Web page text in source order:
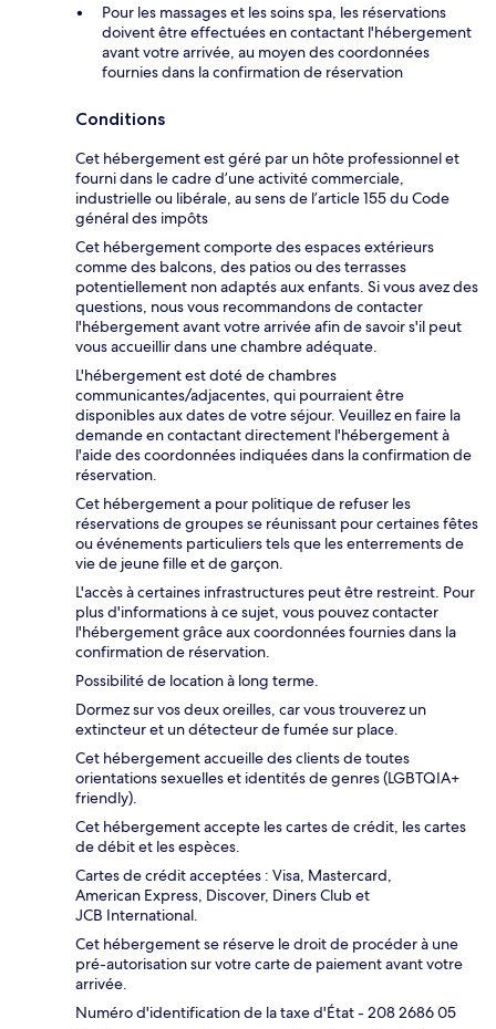
Pour les massages et les soins spa, les réservations
doivent être effectuées en contactant l'hébergement
avant votre arrivée, au moyen des coordonnées
fournies dans la confirmation de réservation
Conditions
Cet hébergement est géré par un hôte professionnel et
fourni dans le cadre d’une activité commerciale,
industrielle ou libérale, au sens de l’article 155 du Code
général des impôts
Cet hébergement comporte des espaces extérieurs
comme des balcons, des patios ou des terrasses
potentiellement non adaptés aux enfants. Si vous avez des
questions, nous vous recommandons de contacter
l'hébergement avant votre arrivée afin de savoir s'il peut
vous accueillir dans une chambre adéquate.
L'hébergement est doté de chambres
communicantes/adjacentes, qui pourraient être
disponibles aux dates de votre séjour. Veuillez en faire la
demande en contactant directement l'hébergement à
l'aide des coordonnées indiquées dans la confirmation de
réservation.
Cet hébergement a pour politique de refuser les
réservations de groupes se réunissant pour certaines fêtes
ou événements particuliers tels que les enterrements de
vie de jeune fille et de garçon.
L'accès à certaines infrastructures peut être restreint. Pour
plus d'informations à ce sujet, vous pouvez contacter
l'hébergement grâce aux coordonnées fournies dans la
confirmation de réservation.
Possibilité de location à long terme.
Dormez sur vos deux oreilles, car vous trouverez un
extincteur et un détecteur de fumée sur place.
Cet hébergement accueille des clients de toutes
orientations sexuelles et identités de genres (LGBTQIA+
friendly).
Cet hébergement accepte les cartes de crédit, les cartes
de débit et les espèces.
Cartes de crédit acceptées : Visa, Mastercard,
American Express, Discover, Diners Club et
JCB International.
Cet hébergement se réserve le droit de procéder à une
pré-autorisation sur votre carte de paiement avant votre
arrivée.
Numéro d'identification de la taxe d'État - 208 2686 05